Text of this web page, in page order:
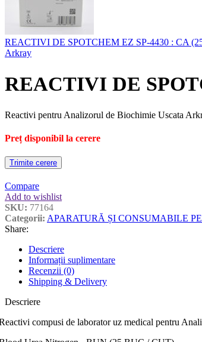
REACTIVI DE SPOTCHEM EZ SP-4430 : CA
Arkray
REACTIVI DE
Reactivi pentru Analizorul de Biochimie Uscata
Preț disponibil la cerere
Trimite cerere
Compare
Add to wishlist
SKU: 77164
Categorii: APARATURĂ ȘI CONSUMABILE
Share:
Descriere
Informații suplimentare
Recenzii (0)
Shipping & Delivery
Descriere
compusi de laborator uz medical pentru